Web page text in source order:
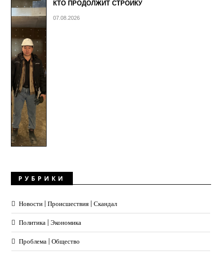
КТО ПРОДОЛЖИТ СТРОЙКУ
07.08.2026
РУБРИКИ
Новости | Происшествия | Скандал
Политика | Экономика
Проблема | Общество